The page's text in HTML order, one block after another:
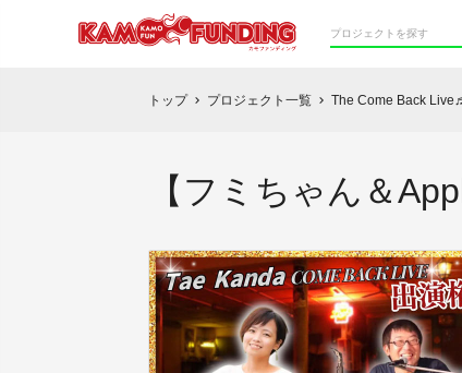
トップ chevron_right プロジェクト一覧 chevron_right The Come Back
【フミちゃん＆